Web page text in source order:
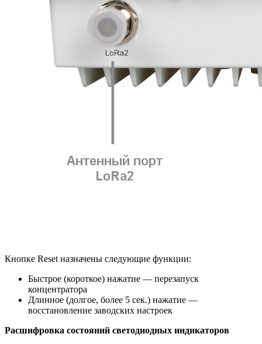
Кнопке Reset назначены следующие функции:
Быстрое (короткое) нажатие — перезапуск
концентратора
Длинное (долгое, более 5 сек.) нажатие —
восстановление заводских настроек
Расшифровка состояний светодиодных индикаторов